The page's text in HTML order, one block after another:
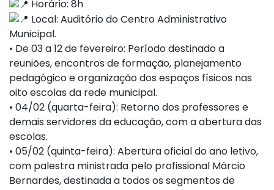
Horário: 8h
Local: Auditório do Centro Administrativo
Municipal.
• De 03 a 12 de fevereiro: Período destinado a
reuniões, encontros de formação, planejamento
pedagógico e organização dos espaços físicos nas
oito escolas da rede municipal.
• 04/02 (quarta-feira): Retorno dos professores e
demais servidores da educação, com a abertura das
escolas.
• 05/02 (quinta-feira): Abertura oficial do ano letivo,
com palestra ministrada pelo profissional Márcio
Bernardes, destinada a todos os segmentos de